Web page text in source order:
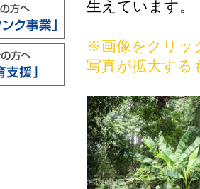
生えています。
※画像をクリッ
写真が拡大する